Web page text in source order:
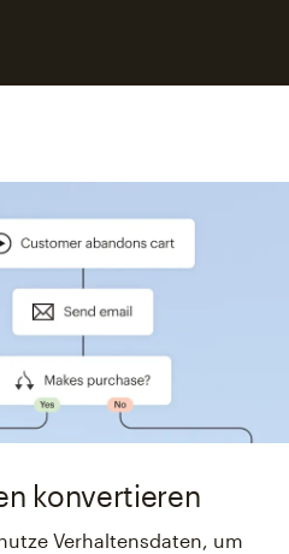
konvertieren
Verhaltensdaten, um